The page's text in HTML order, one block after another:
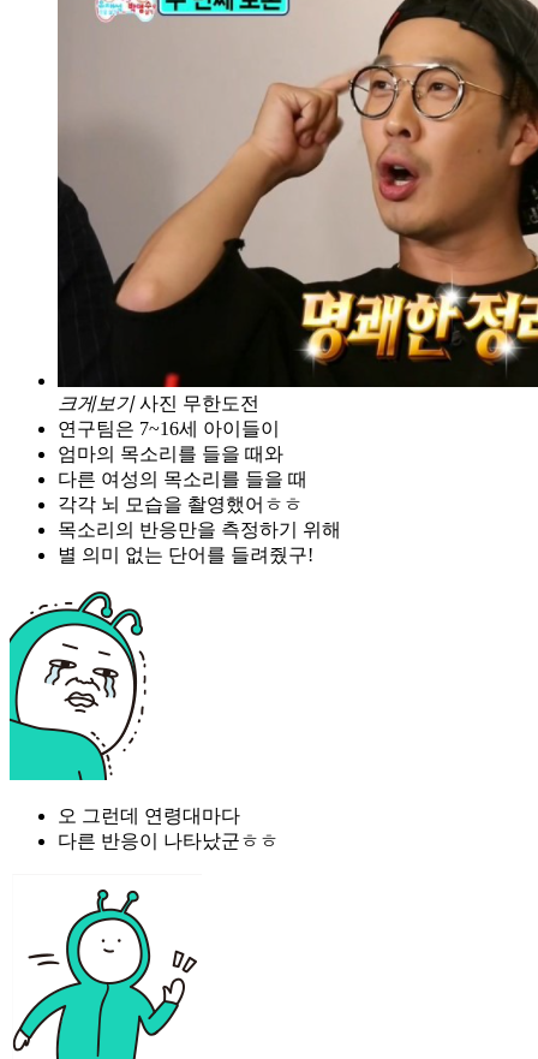
크게보기 사진 무한도전
연구팀은 7~16세 아이들이
엄마의 목소리를 들을 때와
다른 여성의 목소리를 들을 때
각각 뇌 모습을 촬영했어ㅎㅎ
목소리의 반응만을 측정하기 위해
별 의미 없는 단어를 들려줬구!
오 그런데 연령대마다
다른 반응이 나타났군ㅎㅎ